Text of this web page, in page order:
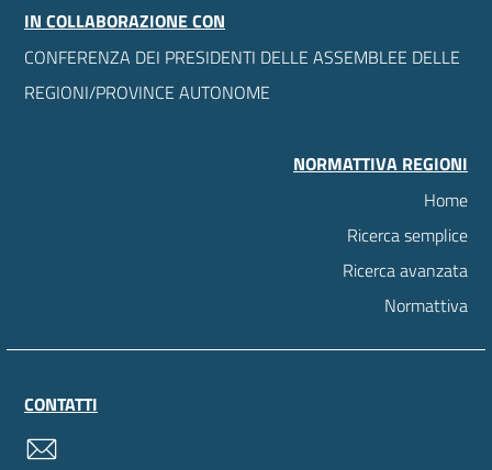
IN COLLABORAZIONE CON
CONFERENZA DEI PRESIDENTI DELLE ASSEMBLEE DELLE
REGIONI/PROVINCE AUTONOME
NORMATTIVA REGIONI
Home
Ricerca semplice
Ricerca avanzata
Normattiva
CONTATTI